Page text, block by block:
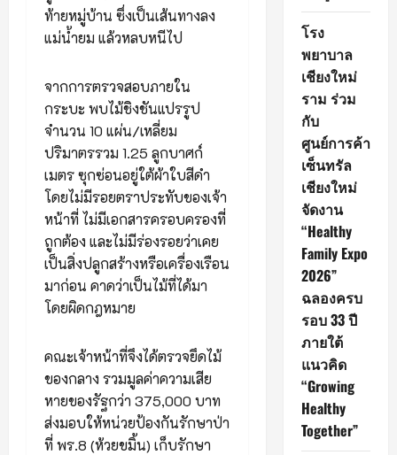
ท้ายหมู่บ้าน ซึ่งเป็นเส้นทางลง
แม่น้ำยม แล้วหลบหนีไป
จากการตรวจสอบภายใน
กระบะ พบไม้ชิงชันแปรรูป
จำนวน 10 แผ่น/เหลี่ยม
ปริมาตรรวม 1.25 ลูกบาศก์
เมตร ซุกซ่อนอยู่ใต้ผ้าใบสีดำ
โดยไม่มีรอยตราประทับของเจ้า
หน้าที่ ไม่มีเอกสารครอบครองที่
ถูกต้อง และไม่มีร่องรอยว่าเคย
เป็นสิ่งปลูกสร้างหรือเครื่องเรือน
มาก่อน คาดว่าเป็นไม้ที่ได้มา
โดยผิดกฎหมาย
คณะเจ้าหน้าที่จึงได้ตรวจยึดไม้
ของกลาง รวมมูลค่าความเสีย
หายของรัฐกว่า 375,000 บาท
ส่งมอบให้หน่วยป้องกันรักษาป่า
ที่ พร.8 (ห้วยขมิ้น) เก็บรักษา
โรง
พยาบาล
เชียงใหม่
ราม ร่วม
กับ
ศูนย์การค้า
เซ็นทรัล
เชียงใหม่
จัดงาน
“Healthy
Family Expo
2026”
ฉลองครบ
รอบ 33 ปี
ภายใต้
แนวคิด
“Growing
Healthy
Together”